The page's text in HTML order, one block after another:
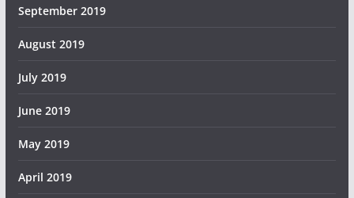
September 2019
August 2019
July 2019
June 2019
May 2019
April 2019